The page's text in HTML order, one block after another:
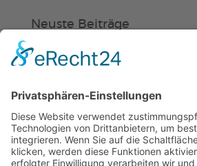
Neuste Beiträge
Verein
Schwimmabzeichen“
Sommercamps:
Hockey